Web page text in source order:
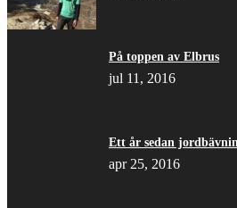
På toppen av Elbrus
jul 11, 2016
Ett år sedan
apr 25, 2016